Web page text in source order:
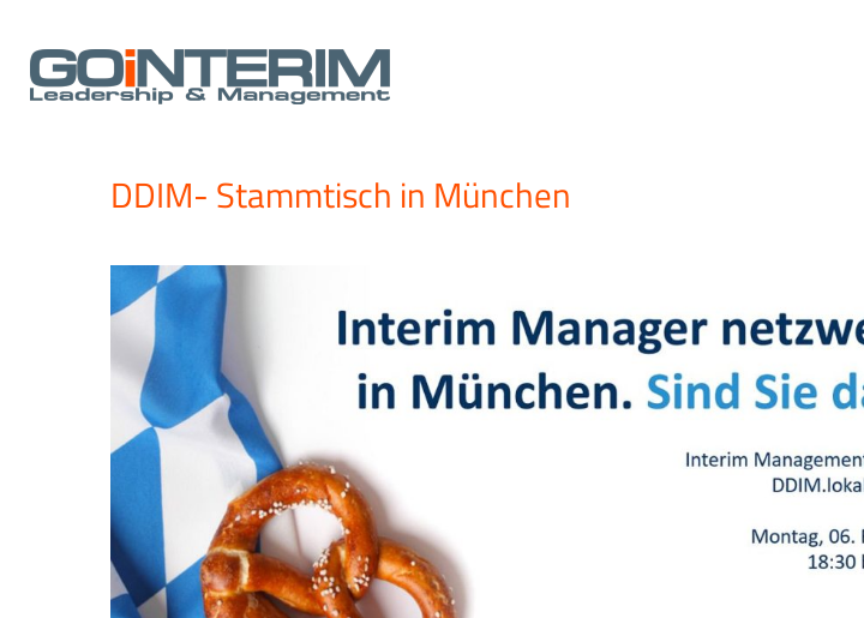
springen
DDIM- Stammtisch in München